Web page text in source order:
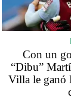
Con un
“Dibu”
Villa le ganó